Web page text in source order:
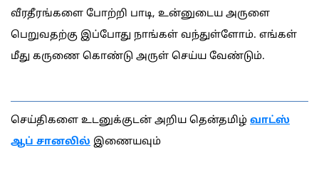
வீரதீரங்களை போற்றி பாடி, உன்னுடைய அருளை
பெறுவதற்கு இப்போது நாங்கள் வந்துள்ளோம். எங்கள்
மீது கருணை கொண்டு அருள் செய்ய வேண்டும்.
செய்திகளை உடனுக்குடன் அறிய தென்தமிழ் வாட்ஸ்
ஆப் சானலில் இணையவும்